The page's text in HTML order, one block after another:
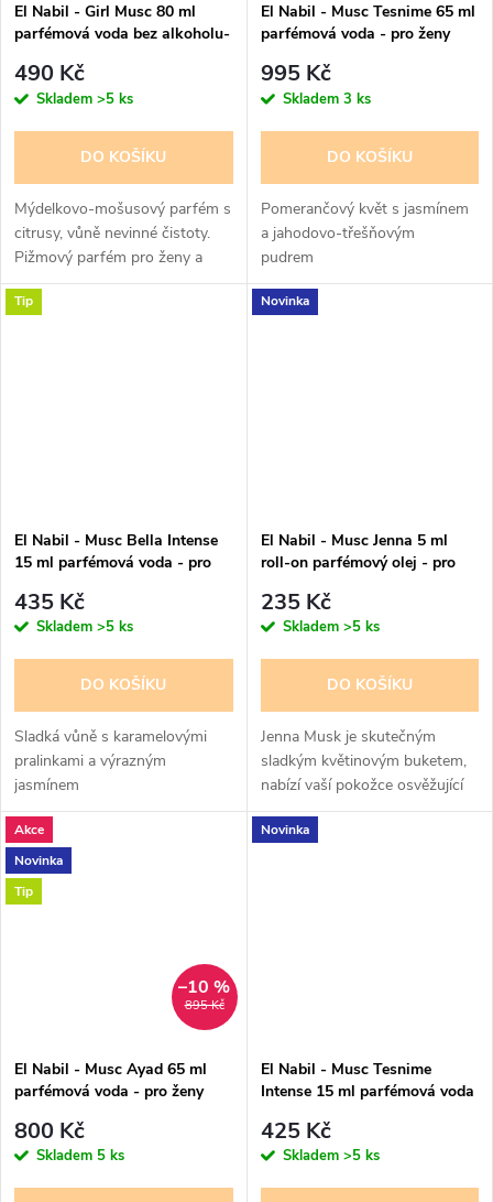
El Nabil - Girl Musc 80 ml
parfémová voda bez alkoholu-
490 Kč
Skladem >5 ks
DO KOŠÍKU
Mýdelkovo-mošusový parfém s
citrusy, vůně nevinné čistoty.
Pižmový parfém pro ženy a
dívky. bez alkoholu
El Nabil - Musc Tesnime 65 ml
parfémová voda - pro ženy
995 Kč
Skladem 3 ks
DO KOŠÍKU
Pomerančový květ s jasmínem
a jahodovo-třešňovým
pudrem
Tip
El Nabil - Musc Bella Intense
15 ml parfémová voda - pro
435 Kč
Skladem >5 ks
DO KOŠÍKU
Sladká vůně s karamelovými
pralinkami a výrazným
jasmínem
Novinka
El Nabil - Musc Jenna 5 ml
roll-on parfémový olej - pro
235 Kč
Skladem >5 ks
DO KOŠÍKU
Jenna Musk je skutečným
sladkým květinovým buketem,
nabízí vaší pokožce osvěžující
květinově vonící mlhu z
magnólie, pivoňky a růže. Tento
Akce
Novinka
Tip
895 Kč
–10 %
El Nabil - Musc Ayad 65 ml
parfémová voda - pro ženy
800 Kč
Skladem 5 ks
Novinka
El Nabil - Musc Tesnime
Intense 15 ml parfémová voda
425 Kč
Skladem >5 ks